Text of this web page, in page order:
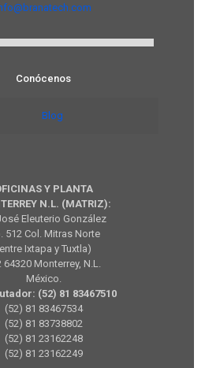
Conócenos
Blog
Y PLANTA
N.L. (MATRIZ):
Eleuterio González
512 Col. Mitras Norte
Ixtapa y Tuxtla)
64320 Monterrey, N.L.
México.
(52) 81 83467510
(52) 81 83467534
(52) 81 83738802
(52) 81 23162248
(52) 81 23162249